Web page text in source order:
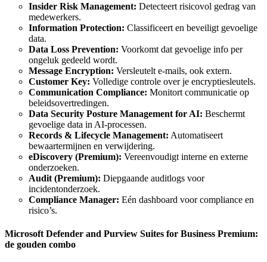
Insider Risk Management: Detecteert risicovol gedrag van
medewerkers.
Information Protection: Classificeert en beveiligt gevoelige
data.
Data Loss Prevention: Voorkomt dat gevoelige info per
ongeluk gedeeld wordt.
Message Encryption: Versleutelt e-mails, ook extern.
Customer Key: Volledige controle over je encryptiesleutels.
Communication Compliance: Monitort communicatie op
beleidsovertredingen.
Data Security Posture Management for AI: Beschermt
gevoelige data in AI-processen.
Records & Lifecycle Management: Automatiseert
bewaartermijnen en verwijdering.
eDiscovery (Premium): Vereenvoudigt interne en externe
onderzoeken.
Audit (Premium): Diepgaande auditlogs voor
incidentonderzoek.
Compliance Manager: Eén dashboard voor compliance en
risico’s.
Microsoft Defender and Purview Suites for Business Premium:
de gouden combo